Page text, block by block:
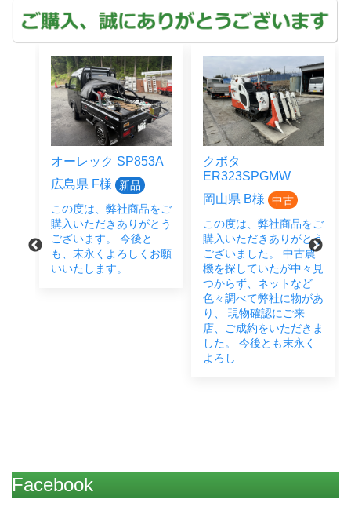
オーレック SP853A
広島県 F様
新品
この度は、弊社商品をご
購入いただきありがとう
ございます。 今後と
も、末永くよろしくお願
いいたします。
クボタ
ER323SPGMW
岡山県 B様
中古
この度は、弊社商品をご
購入いただきありがとう
ございました。 中古農
機を探していたが中々見
つからず、ネットなど
色々調べて弊社に物があ
り、 現物確認にご来
店、ご成約をいただきま
した。 今後とも末永く
よろし
Facebook